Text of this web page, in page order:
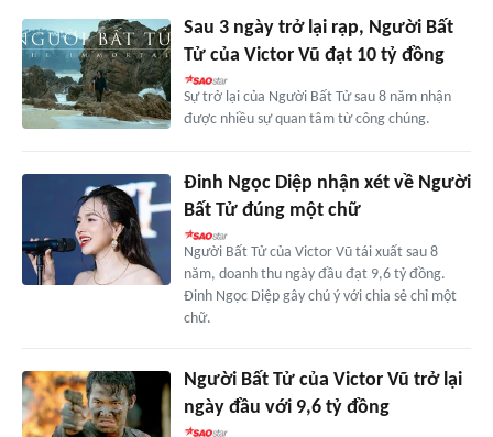
Sau 3 ngày trở lại rạp, Người Bất
Tử của Victor Vũ đạt 10 tỷ đồng
Sự trở lại của Người Bất Tử sau 8 năm nhận
được nhiều sự quan tâm từ công chúng.
Đinh Ngọc Diệp nhận xét về Người
Bất Tử đúng một chữ
Người Bất Tử của Victor Vũ tái xuất sau 8
năm, doanh thu ngày đầu đạt 9,6 tỷ đồng.
Đinh Ngọc Diệp gây chú ý với chia sẻ chỉ một
chữ.
Người Bất Tử của Victor Vũ trở lại
ngày đầu với 9,6 tỷ đồng